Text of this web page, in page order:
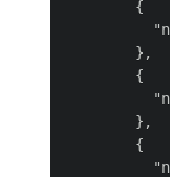
        {
        },
        {
        },
        {